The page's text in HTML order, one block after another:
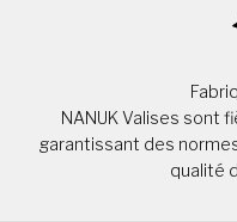
NANUK Valises sont
garantissant des
qualité